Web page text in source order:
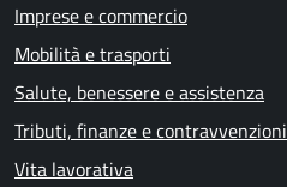
Imprese e commercio
Mobilità e trasporti
Salute, benessere e assistenza
Tributi, finanze e contravvenzioni
Vita lavorativa